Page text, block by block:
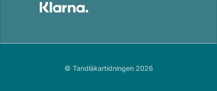
© Tandläkartidningen 2026